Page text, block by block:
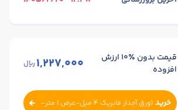
قیمت بدون ٪۱۰ ارزش
افزوده
1,227,000ریال
خرید (
ورق آجدار فابریک 4 میل-عرض 1 متر-